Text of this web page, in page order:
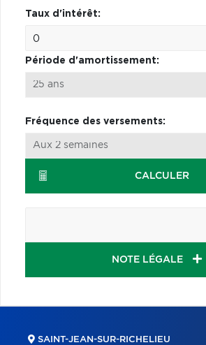
Taux d'intérêt:
Période d'amortissement:
Fréquence des versements:
CALCULER
NOTE LÉGALE
SAINT-JEAN-SUR-RICHELIEU